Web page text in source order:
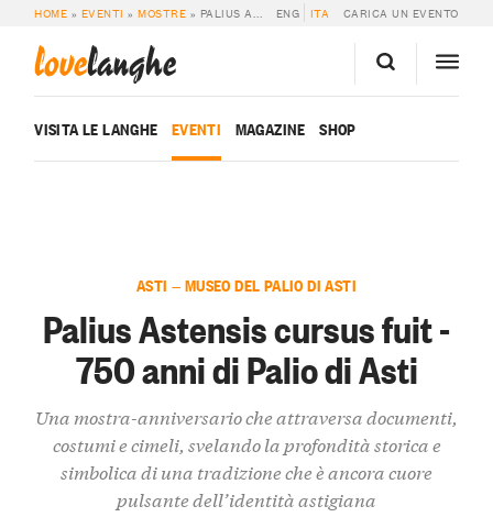
HOME » EVENTI »MOSTRE » PALIUS ASTENSIS CURSUS FUIT – 750 ANNI DI PALIO DI ASTI ENG ITA CARICA UN EVENTO
lovelanghe
VISITA LE LANGHE EVENTI MAGAZINE SHOP
ASTI — MUSEO DEL PALIO DI ASTI
Palius Astensis cursus fuit -
750 anni di Palio di Asti
Una mostra-anniversario che attraversa documenti,
costumi e cimeli, svelando la profondità storica e
simbolica di una tradizione che è ancora cuore
pulsante dell’identità astigiana